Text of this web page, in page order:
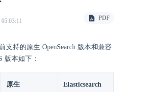
PDF
支持的原生 OpenSearch 版本和兼容
版本如下：
原生
Elasticsearch